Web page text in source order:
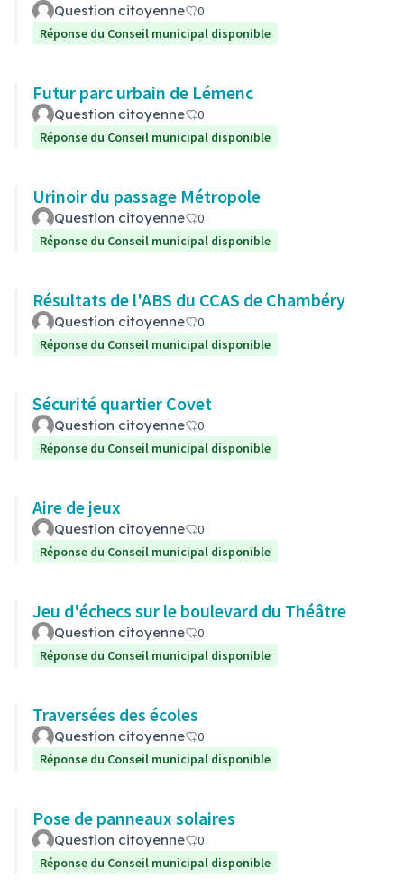
Question citoyenne
0
Réponse du Conseil municipal disponible
Futur parc urbain de Lémenc
Question citoyenne
0
Réponse du Conseil municipal disponible
Urinoir du passage Métropole
Question citoyenne
0
Réponse du Conseil municipal disponible
Résultats de l'ABS du CCAS de Chambéry
Question citoyenne
0
Réponse du Conseil municipal disponible
Sécurité quartier Covet
Question citoyenne
0
Réponse du Conseil municipal disponible
Aire de jeux
Question citoyenne
0
Réponse du Conseil municipal disponible
Jeu d'échecs sur le boulevard du Théâtre
Question citoyenne
0
Réponse du Conseil municipal disponible
Traversées des écoles
Question citoyenne
0
Réponse du Conseil municipal disponible
Pose de panneaux solaires
Question citoyenne
0
Réponse du Conseil municipal disponible